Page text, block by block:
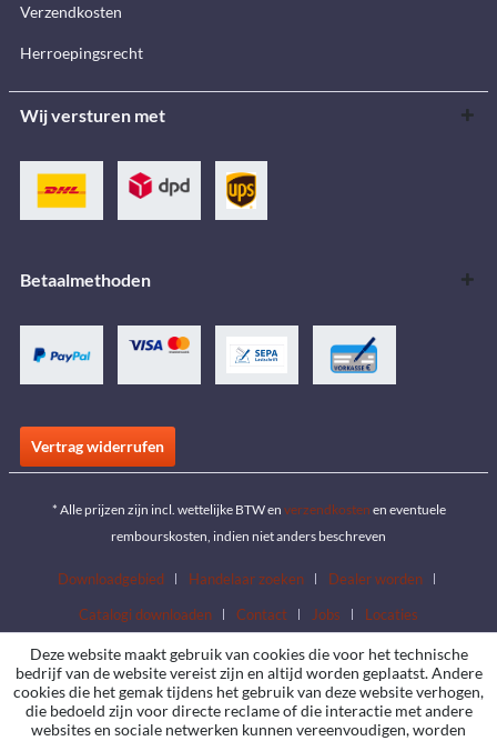
Verzendkosten
Herroepingsrecht
Wij versturen met
Betaalmethoden
Vertrag widerrufen
* Alle prijzen zijn incl. wettelijke BTW en verzendkosten en eventuele
rembourskosten, indien niet anders beschreven
Downloadgebied Handelaar zoeken
Dealer worden
Catalogi downloaden
Contact Jobs Locaties
Deze website maakt gebruik van cookies die voor het technische
bedrijf van de website vereist zijn en altijd worden geplaatst. Andere
cookies die het gemak tijdens het gebruik van deze website verhogen,
die bedoeld zijn voor directe reclame of die interactie met andere
websites en sociale netwerken kunnen vereenvoudigen, worden